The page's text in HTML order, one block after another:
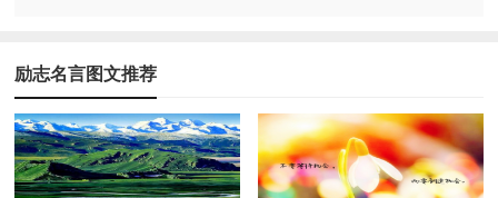
9、蚊虫遭扇打，只因嘴伤人！——《增广贤文》
10、高人求低易，低人求高难。——《增广贤文》
11、运筹帷幄之中，决胜千里之外。——《史记》
励志名言图文推荐